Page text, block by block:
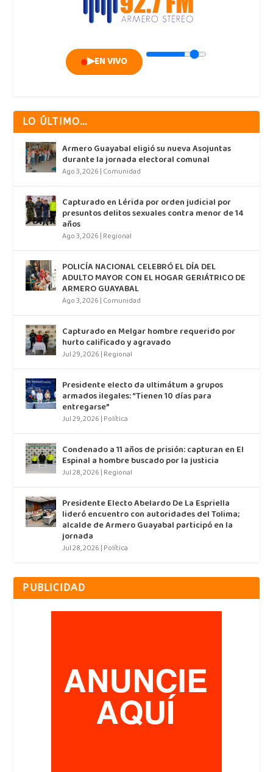
▶EN VIVO
LO ÚLTIMO…
Armero Guayabal eligió su nueva Asojuntas
durante la jornada electoral comunal
Ago 3, 2026 | Comunidad
Capturado en Lérida por orden judicial por
presuntos delitos sexuales contra menor de 14
años
Ago 3, 2026 | Regional
POLICÍA NACIONAL CELEBRÓ EL DÍA DEL
ADULTO MAYOR CON EL HOGAR GERIÁTRICO DE
ARMERO GUAYABAL
Ago 3, 2026 | Comunidad
Capturado en Melgar hombre requerido por
hurto calificado y agravado
Jul 29, 2026 | Regional
Presidente electo da ultimátum a grupos
armados ilegales: “Tienen 10 días para
entregarse”
Jul 29, 2026 | Política
Condenado a 11 años de prisión: capturan en El
Espinal a hombre buscado por la justicia
Jul 28, 2026 | Regional
Presidente Electo Abelardo De La Espriella
lideró encuentro con autoridades del Tolima;
alcalde de Armero Guayabal participó en la
jornada
Jul 28, 2026 | Política
PUBLICIDAD